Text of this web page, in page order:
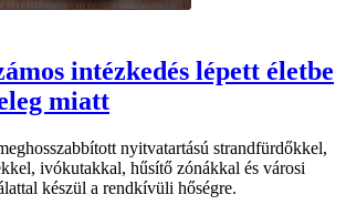
intézkedés lépett életbe
miatt
nyitvatartású strandfürdőkkel,
ivókutakkal, hűsítő zónákkal és városi
készül a rendkívüli hőségre.